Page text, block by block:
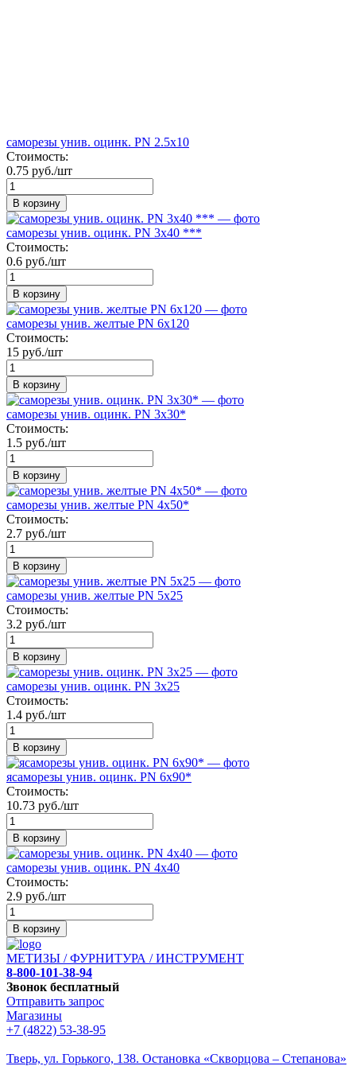
саморезы унив. оцинк. PN 2.5х10
Стоимость:
0.75 руб./шт
В корзину
саморезы унив. оцинк. PN 3х40 ***
Стоимость:
0.6 руб./шт
В корзину
саморезы унив. желтые PN 6х120
Стоимость:
15 руб./шт
В корзину
саморезы унив. оцинк. PN 3х30*
Стоимость:
1.5 руб./шт
В корзину
саморезы унив. желтые PN 4х50*
Стоимость:
2.7 руб./шт
В корзину
саморезы унив. желтые PN 5х25
Стоимость:
3.2 руб./шт
В корзину
саморезы унив. оцинк. PN 3х25
Стоимость:
1.4 руб./шт
В корзину
ясаморезы унив. оцинк. PN 6х90*
Стоимость:
10.73 руб./шт
В корзину
саморезы унив. оцинк. PN 4х40
Стоимость:
2.9 руб./шт
В корзину
МЕТИЗЫ / ФУРНИТУРА / ИНСТРУМЕНТ
8-800-101-38-94
Звонок бесплатный
Отправить запрос
Магазины
+7 (4822) 53-38-95
Тверь, ул. Горького, 138. Остановка «Скворцова – Степанова»